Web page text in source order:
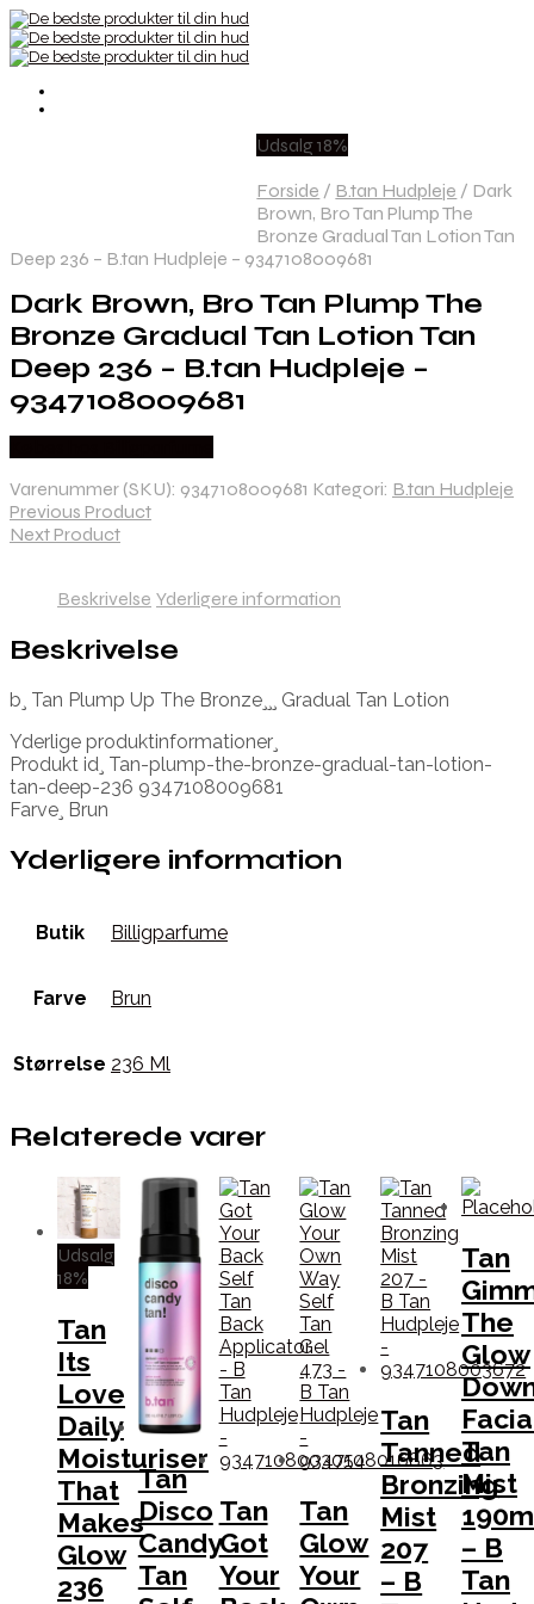
Udsalg 18%
Forside / B.tan Hudpleje / Dark
Brown, Bro Tan Plump The
Bronze Gradual Tan Lotion Tan
Deep 236 – B.tan Hudpleje – 9347108009681
Dark Brown, Bro Tan Plump The
Bronze Gradual Tan Lotion Tan
Deep 236 – B.tan Hudpleje –
9347108009681
Varenummer (SKU): 9347108009681 Kategori: B.tan Hudpleje
Previous Product
Next Product
Beskrivelse Yderligere information
Beskrivelse
b¸ Tan Plump Up The Bronze¸¸¸ Gradual Tan Lotion
Yderlige produktinformationer¸
Produkt id¸ Tan-plump-the-bronze-gradual-tan-lotion-
tan-deep-236 9347108009681
Farve¸ Brun
Yderligere information
Butik Billigparfume
Farve Brun
Størrelse 236 Ml
Relaterede varer
Udsalg
18%
Tan
Its
Love
Daily
Moisturiser
That
Makes
Glow
236
Tan
Disco
Candy
Tan
Tan
Got
Your
Tan
Glow
Your
Tan
Tanned
Bronzing
Mist
207
– B
Tan
The
Glow
Tan
Mist
– B
Tan